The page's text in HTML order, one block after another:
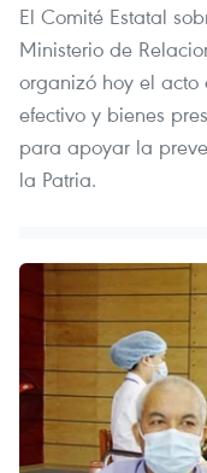
El Comité Estatal
Ministerio de
organizó hoy el acto
efectivo y bienes
para apoyar la
la Patria.